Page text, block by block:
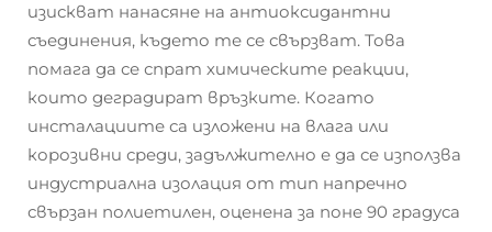
изискват нанасяне на антиоксидантни
съединения, където те се свързват. Това
помага да се спрат химическите реакции,
които деградират връзките. Когато
инсталациите са изложени на влага или
корозивни среди, задължително е да се използва
индустриална изолация от тип напречно
свързан полиетилен, оценена за поне 90 градуса